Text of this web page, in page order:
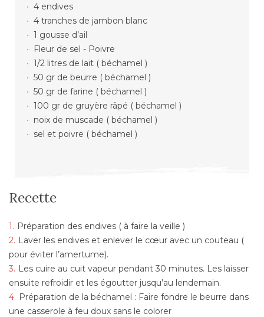
4 endives
4 tranches de jambon blanc
1 gousse d’ail
Fleur de sel - Poivre
1/2 litres de lait ( béchamel )
50 gr de beurre ( béchamel )
50 gr de farine ( béchamel )
100 gr de gruyère râpé ( béchamel )
noix de muscade ( béchamel )
sel et poivre ( béchamel )
Recette
Préparation des endives ( à faire la veille )
Laver les endives et enlever le cœur avec un couteau (
pour éviter l’amertume).
Les cuire au cuit vapeur pendant 30 minutes. Les laisser
ensuite refroidir et les égoutter jusqu’au lendemain.
Préparation de la béchamel : Faire fondre le beurre dans
une casserole à feu doux sans le colorer